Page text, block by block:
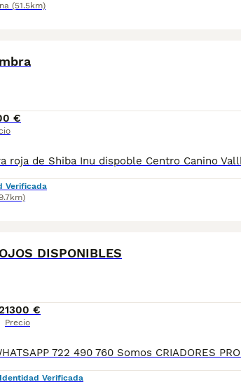
(51.5km)
€
Verificada
DISPONIBLES
1300 €
Precio
Identidad Verificada